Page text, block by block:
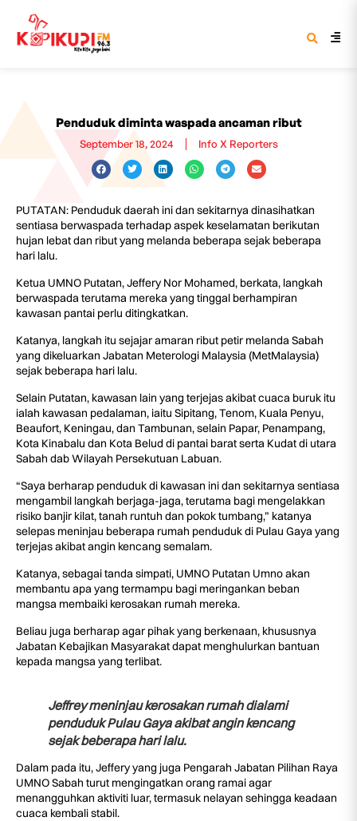
Penduduk diminta waspada ancaman ribut
September 18, 2024 Info X Reporters
PUTATAN: Penduduk daerah ini dan sekitarnya dinasihatkan
sentiasa berwaspada terhadap aspek keselamatan berikutan
hujan lebat dan ribut yang melanda beberapa sejak beberapa
hari lalu.
Ketua UMNO Putatan, Jeffery Nor Mohamed, berkata, langkah
berwaspada terutama mereka yang tinggal berhampiran
kawasan pantai perlu ditingkatkan.
Katanya, langkah itu sejajar amaran ribut petir melanda Sabah
yang dikeluarkan Jabatan Meterologi Malaysia (MetMalaysia)
sejak beberapa hari lalu.
Selain Putatan, kawasan lain yang terjejas akibat cuaca buruk itu
ialah kawasan pedalaman, iaitu Sipitang, Tenom, Kuala Penyu,
Beaufort, Keningau, dan Tambunan, selain Papar, Penampang,
Kota Kinabalu dan Kota Belud di pantai barat serta Kudat di utara
Sabah dab Wilayah Persekutuan Labuan.
“Saya berharap penduduk di kawasan ini dan sekitarnya sentiasa
mengambil langkah berjaga-jaga, terutama bagi mengelakkan
risiko banjir kilat, tanah runtuh dan pokok tumbang,” katanya
selepas meninjau beberapa rumah penduduk di Pulau Gaya yang
terjejas akibat angin kencang semalam.
Katanya, sebagai tanda simpati, UMNO Putatan Umno akan
membantu apa yang termampu bagi meringankan beban
mangsa membaiki kerosakan rumah mereka.
Beliau juga berharap agar pihak yang berkenaan, khususnya
Jabatan Kebajikan Masyarakat dapat menghulurkan bantuan
kepada mangsa yang terlibat.
Jeffrey meninjau kerosakan rumah dialami
penduduk Pulau Gaya akibat angin kencang
sejak beberapa hari lalu.
Dalam pada itu, Jeffery yang juga Pengarah Jabatan Pilihan Raya
UMNO Sabah turut mengingatkan orang ramai agar
menangguhkan aktiviti luar, termasuk nelayan sehingga keadaan
cuaca kembali stabil.